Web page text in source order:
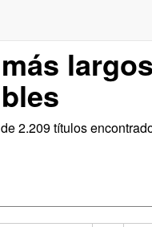
2.209 títulos